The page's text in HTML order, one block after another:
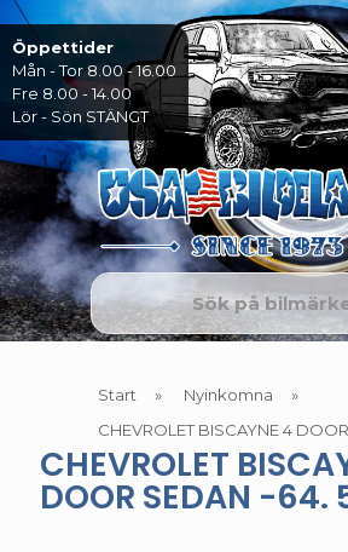
Öppettider
Mån - Tor 8.00 - 16.00
Fre 8.00 - 14.00
Lör - Sön STÄNGT
Start » Nyinkomna
»
CHEVROLET BISCAYNE 4
CHEVROLET
DOOR SEDAN -64.